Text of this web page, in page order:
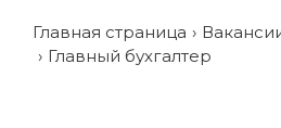
Главная страница
Главный бухгалтер